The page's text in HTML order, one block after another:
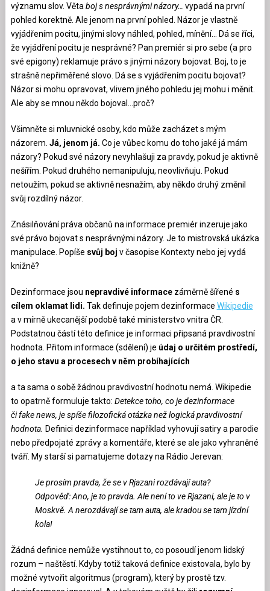
významu slov. Věta boj s nesprávnými názory… vypadá na první
pohled korektně. Ale jenom na první pohled. Názor je vlastně
vyjádřením pocitu, jinými slovy náhled, pohled, mínění… Dá se říci,
že vyjádření pocitu je nesprávné? Pan premiér si pro sebe (a pro
své epigony) reklamuje právo s jinými názory bojovat. Boj, to je
strašně nepřiměřené slovo. Dá se s vyjádřením pocitu bojovat?
Názor si mohu opravovat, vlivem jiného pohledu jej mohu i měnit.
Ale aby se mnou někdo bojoval…proč?
Všimněte si mluvnické osoby, kdo může zacházet s mým
názorem. Já, jenom já. Co je vůbec komu do toho jaké já mám
názory? Pokud své názory nevyhlašuji za pravdy, pokud je aktivně
nešířím. Pokud druhého nemanipuluju, neovlivňuju. Pokud
netoužím, pokud se aktivně nesnažím, aby někdo druhý změnil
svůj rozdílný názor.
Znásilňování práva občanů na informace premiér inzeruje jako
své právo bojovat s nesprávnými názory. Je to mistrovská ukázka
manipulace. Popíše svůj boj v časopise Kontexty nebo jej vydá
knižně?
Dezinformace jsou nepravdivé informacezáměrně šířené s
cílem oklamat lidi. Tak definuje pojem dezinformace Wikipedie
a v mírně ukecanější podobě také ministerstvo vnitra ČR.
Podstatnou částí této definice je informaci připsaná pravdivostní
hodnota. Přitom informace (sdělení) je údaj o určitém prostředí,
o jeho stavu a procesech v něm probíhajících
a ta sama o sobě žádnou pravdivostní hodnotu nemá. Wikipedie
to opatrně formuluje takto: Detekce toho, co je dezinformace
či fake news, je spíše filozofická otázka než logická pravdivostní
hodnota. Definici dezinformace například vyhovují satiry a parodie
nebo předpojaté zprávy a komentáře, které se ale jako vyhraněné
tváří. My starší si pamatujeme dotazy na Rádio Jerevan:
Je prosím pravda, že se v Rjazani rozdávají auta?
Odpověď: Ano, je to pravda. Ale není to ve Rjazani, ale je to v
Moskvě. A nerozdávají se tam auta, ale kradou se tam jízdní
kola!
Žádná definice nemůže vystihnout to, co posoudí jenom lidský
rozum – naštěstí. Kdyby totiž taková definice existovala, bylo by
možné vytvořit algoritmus (program), který by prostě tzv.